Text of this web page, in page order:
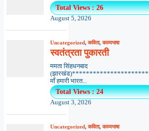
Total Views : 26
August 5, 2026
Uncategorized,कविता,काव्यभाषा
स्वतंत्रता पुकारती
ममता सिंहधनबाद
माँ हमारी भारत...
Total Views : 24
August 3, 2026
Uncategorized,कविता,काव्यभाषा